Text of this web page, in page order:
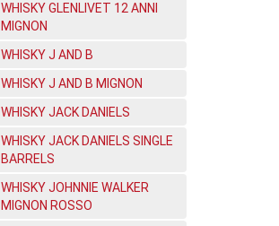
WHISKY GLENLIVET 12 ANNI
MIGNON
WHISKY J AND B
WHISKY J AND B MIGNON
WHISKY JACK DANIELS
WHISKY JACK DANIELS SINGLE
BARRELS
WHISKY JOHNNIE WALKER
MIGNON ROSSO